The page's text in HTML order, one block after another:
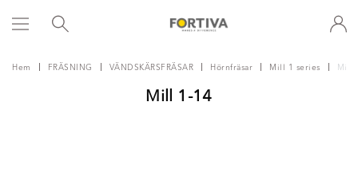
Hem FRÄSNING VÄNDSKÄRSFRÄSAR Hörnfräsar Mill 1 series Mill
Mill 1-14